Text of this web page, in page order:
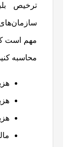
ترخیص
سازمان‌های
مهم است که
محاسبه